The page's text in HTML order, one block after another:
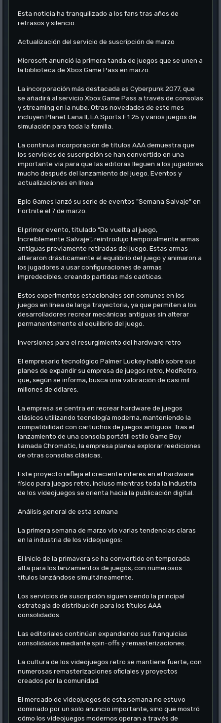
Esta noticia ha tranquilizado a los fans tras años de
retrasos y silencio.
Actualización del servicio de suscripción de marzo
Microsoft anunció la primera tanda de juegos que se unen a
la biblioteca de Xbox Game Pass en marzo.
La incorporación más destacada es Cyberpunk 2077, que
se añadirá al servicio Xbox Game Pass a través de consolas
y streaming en la nube. Otras novedades de este mes
incluyen Planet Lana II, EA Sports F1 25 y varios juegos de
simulación para toda la familia.
La continua incorporación de títulos AAA demuestra que
los servicios de suscripción se han convertido en una
importante vía para que las editoras lleguen a los jugadores
mucho después del lanzamiento del juego. Eventos y
actualizaciones en línea
Epic Games lanzó su serie de eventos "Semana Salvaje" en
Fortnite el 7 de marzo.
El primer evento, titulado "De vuelta al juego,
Increíblemente Salvaje", reintrodujo temporalmente armas
antiguas previamente retiradas del juego. Estas armas
alteraron drásticamente el equilibrio del juego y animaron a
los jugadores a usar configuraciones de armas
impredecibles, creando partidas más caóticas.
Estos experimentos estacionales son comunes en los
juegos en línea de larga trayectoria, ya que permiten a los
desarrolladores recrear mecánicas antiguas sin alterar
permanentemente el equilibrio del juego.
Inversiones para el resurgimiento del hardware retro
El empresario tecnológico Palmer Luckey habló sobre sus
planes de expandir su empresa de juegos retro, ModRetro,
que, según se informa, busca una valoración de casi mil
millones de dólares.
La empresa se centra en recrear hardware de juegos
clásicos utilizando tecnología moderna, manteniendo la
compatibilidad con cartuchos de juegos antiguos. Tras el
lanzamiento de una consola portátil estilo Game Boy
llamada Chromatic, la empresa planea explorar reediciones
de otras consolas clásicas.
Este proyecto refleja el creciente interés en el hardware
físico para juegos retro, incluso mientras toda la industria
de los videojuegos se orienta hacia la publicación digital.
Análisis general de esta semana
La primera semana de marzo vio varias tendencias claras
en la industria de los videojuegos:
El inicio de la primavera se ha convertido en temporada
alta para los lanzamientos de juegos, con numerosos
títulos lanzándose simultáneamente.
Los servicios de suscripción siguen siendo la principal
estrategia de distribución para los títulos AAA
consolidados.
Las editoriales continúan expandiendo sus franquicias
consolidadas mediante spin-offs y remasterizaciones.
La cultura de los videojuegos retro se mantiene fuerte, con
numerosas remasterizaciones oficiales y proyectos
creados por la comunidad.
El mercado de videojuegos de esta semana no estuvo
dominado por un solo anuncio importante, sino que mostró
cómo los videojuegos modernos operan a través de